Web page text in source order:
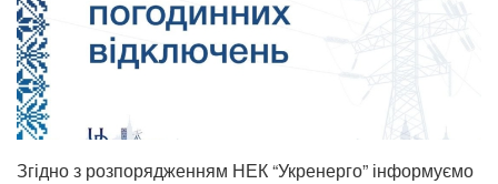
Згідно з розпорядженням НЕК “Укренерго” інформуємо